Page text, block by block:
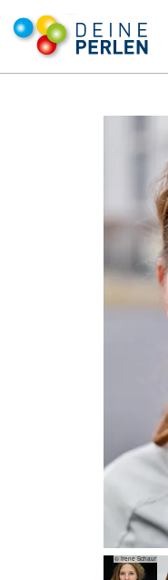
© Irene Schaur